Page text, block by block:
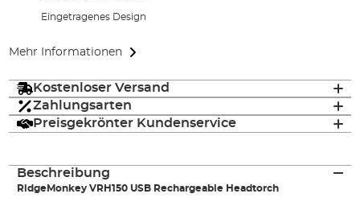
Eingetragenes Design
Mehr Informationen
Kostenloser Versand
Zahlungsarten
Preisgekrönter Kundenservice
Beschreibung
RidgeMonkey VRH150 USB Rechargeable Headtorch